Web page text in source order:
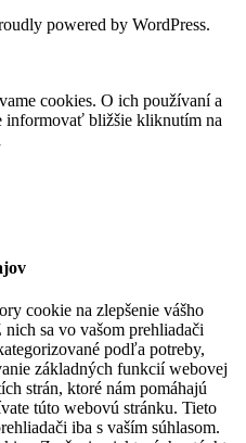
powered by WordPress.
cookies. O ich používaní a
informovať bližšie kliknutím na
cookie na zlepšenie vášho
sa vo vašom prehliadači
podľa potreby,
základných funkcií webovej
strán, ktoré nám pomáhajú
túto webovú stránku. Tieto
iba s vaším súhlasom.